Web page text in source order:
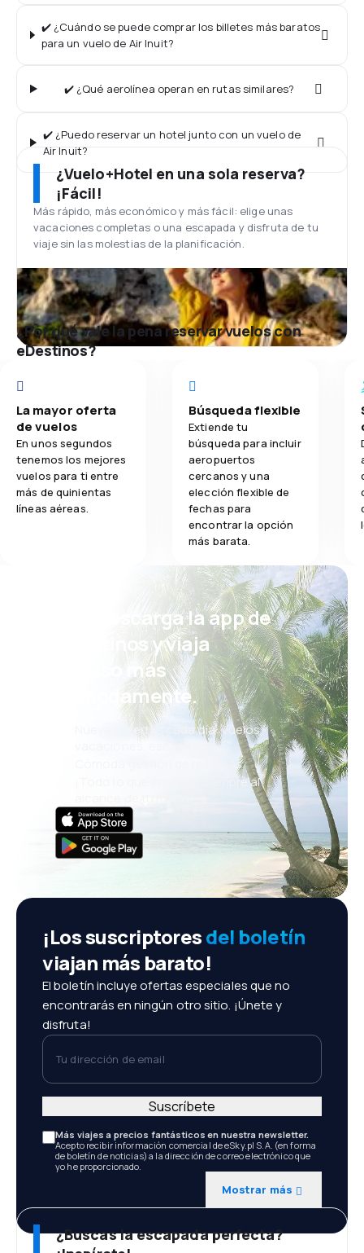
✔️ ¿Cuándo se puede comprar los billetes más baratos
para un vuelo de Air Inuit?
✔️ ¿Qué aerolínea operan en rutas similares?
✔️ ¿Puedo reservar un hotel junto con un vuelo de
Air Inuit?
¿Vuelo+Hotel en una sola reserva?
¡Fácil!
Más rápido, más económico y más fácil: elige unas
vacaciones completas o una escapada y disfruta de tu
viaje sin las molestias de la planificación.
¿Por qué vale la pena reservar vuelos con
eDestinos?
La mayor oferta
de vuelos
En unos segundos
tenemos los mejores
vuelos para ti entre
más de quinientas
líneas aéreas.
Búsqueda flexible
Extiende tu
búsqueda para incluir
aeropuertos
cercanos y una
elección flexible de
fechas para
encontrar la opción
más barata.
¡Eh! Descarga la app de
eDestinos y viaja
incluso más
cómodamente.
Nuevas ofertas cada día: vuelos,
vacaciones, escapadas
Cómoda gestión de reservas
¡Todo lo que importa, siempre al
¡Los suscriptoresdel boletín
viajan más barato!
El boletín incluye ofertas especiales que no
encontrarás en ningún otro sitio. ¡Únete y
disfruta!
Tu dirección de email
Más viajes a precios fantásticos en nuestra newsletter.
Acepto recibir información comercial de eSky.pl S.A. (en forma
de boletín de noticias) a la dirección de correo electrónico que
yo he proporcionado.
Mostrar más
Suscríbete
¿Buscas la escapada perfecta?